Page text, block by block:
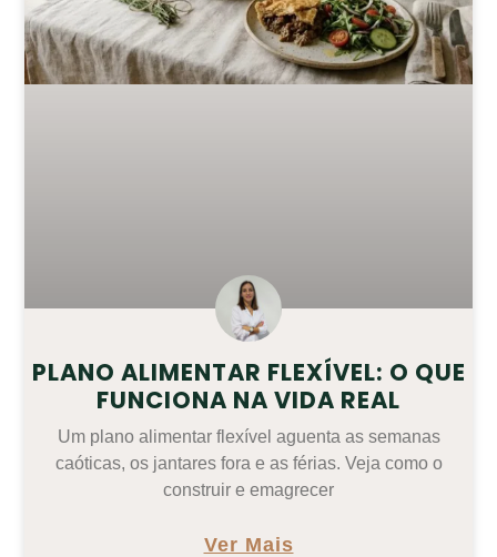
PLANO ALIMENTAR FLEXÍVEL: O QUE
FUNCIONA NA VIDA REAL
Um plano alimentar flexível aguenta as semanas
caóticas, os jantares fora e as férias. Veja como o
construir e emagrecer
Ver Mais